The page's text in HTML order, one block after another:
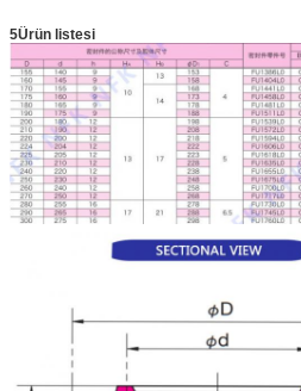
5Ürün listesi